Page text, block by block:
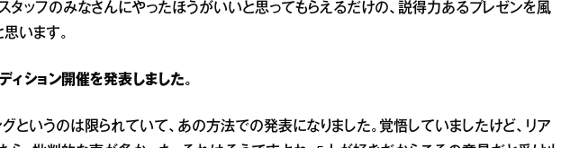
スタッフのみなさんにやったほうがいいと思ってもらえるだけの、説得力あるプレゼンを風
います。
ション開催を発表しました。
というのは限られていて、あの方法での発表になりました。覚悟していましたけど、リア